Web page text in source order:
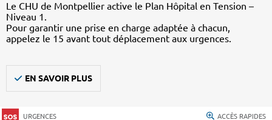
Le CHU de Montpellier active le Plan Hôpital en Tension –
Niveau 1.
Pour garantir une prise en charge adaptée à chacun,
appelez le 15 avant tout déplacement aux urgences.
EN SAVOIR PLUS
URGENCES ACCÈS RAPIDES